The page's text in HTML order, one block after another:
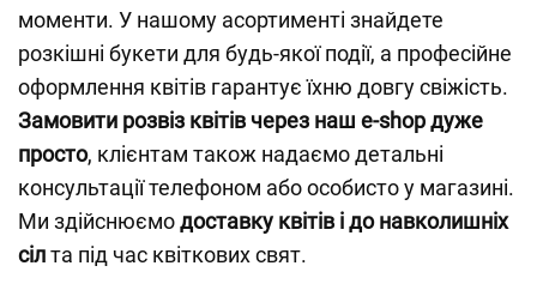
моменти. У нашому асортименті знайдете
розкішні букети для будь-якої події, а професійне
оформлення квітів гарантує їхню довгу свіжість.
Замовити розвіз квітів через наш e-shop дуже
просто, клієнтам також надаємо детальні
консультації телефоном або особисто у магазині.
Ми здійснюємодоставку квітів і до навколишніх
сілта під час квіткових свят.